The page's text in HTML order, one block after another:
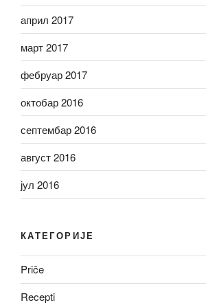
април 2017
март 2017
фебруар 2017
октобар 2016
септембар 2016
август 2016
јул 2016
КАТЕГОРИЈЕ
Priče
Recepti